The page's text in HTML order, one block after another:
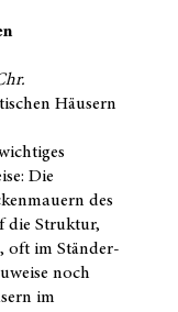
Häusern
Die
des
die Struktur,
oft im Ständer-
noch
im